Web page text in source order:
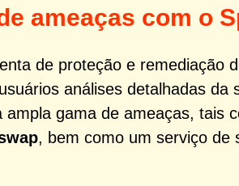
ameaças com o
de proteção e remediação
análises detalhadas da
gama de ameaças, tais
, bem como um serviço de